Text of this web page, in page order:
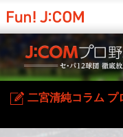
二宮清純コラム プ